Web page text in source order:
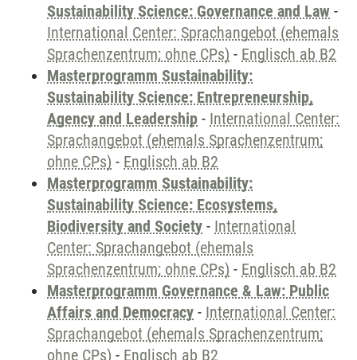
Sustainability Science: Governance and Law -
International Center: Sprachangebot (ehemals
Sprachenzentrum; ohne CPs) - Englisch ab B2
Masterprogramm Sustainability:
Sustainability Science: Entrepreneurship,
Agency and Leadership - International Center:
Sprachangebot (ehemals Sprachenzentrum;
ohne CPs) - Englisch ab B2
Masterprogramm Sustainability:
Sustainability Science: Ecosystems,
Biodiversity and Society - International
Center: Sprachangebot (ehemals
Sprachenzentrum; ohne CPs) - Englisch ab B2
Masterprogramm Governance & Law: Public
Affairs and Democracy - International Center:
Sprachangebot (ehemals Sprachenzentrum;
ohne CPs) - Englisch ab B2